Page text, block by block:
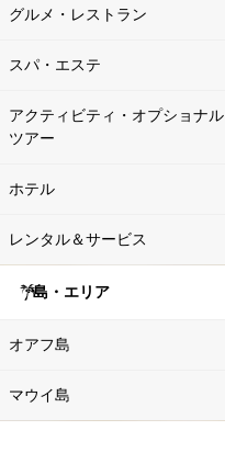
グルメ・レストラン
スパ・エステ
アクティビティ・オプショナル
ツアー
ホテル
レンタル＆サービス
島・エリア
オアフ島
マウイ島